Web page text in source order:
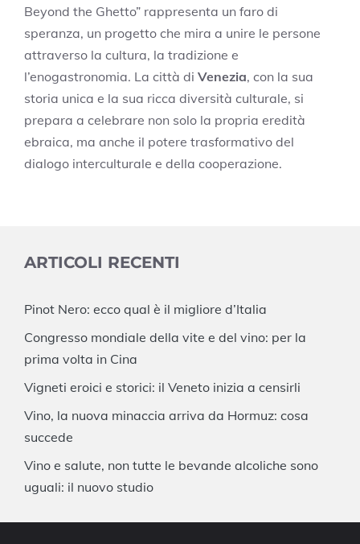
Beyond the Ghetto” rappresenta un faro di
speranza, un progetto che mira a unire le persone
attraverso la cultura, la tradizione e
l’enogastronomia. La città di Venezia, con la sua
storia unica e la sua ricca diversità culturale, si
prepara a celebrare non solo la propria eredità
ebraica, ma anche il potere trasformativo del
dialogo interculturale e della cooperazione.
ARTICOLI RECENTI
Pinot Nero: ecco qual è il migliore d’Italia
Congresso mondiale della vite e del vino: per la
prima volta in Cina
Vigneti eroici e storici: il Veneto inizia a censirli
Vino, la nuova minaccia arriva da Hormuz: cosa
succede
Vino e salute, non tutte le bevande alcoliche sono
uguali: il nuovo studio